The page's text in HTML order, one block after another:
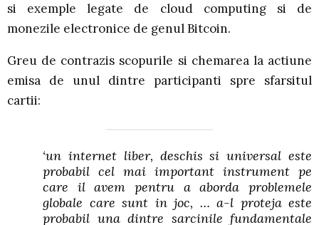
si exemple legate de cloud computing si de
monezile electronice de genul Bitcoin.
Greu de contrazis scopurile si chemarea la actiune
emisa de unul dintre participanti spre sfarsitul
cartii:
‘un internet liber, deschis si universal este
probabil cel mai important instrument pe
care il avem pentru a aborda problemele
globale care sunt in joc, … a-l proteja este
probabil una dintre sarcinile fundamentale